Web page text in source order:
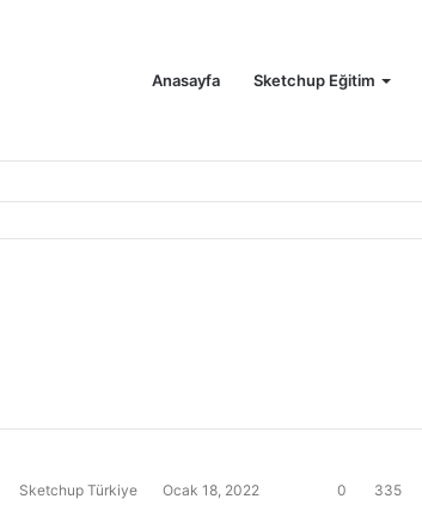
Anasayfa Sketchup Eğitim
Sketchup Türkiye Ocak 18, 2022 0 335